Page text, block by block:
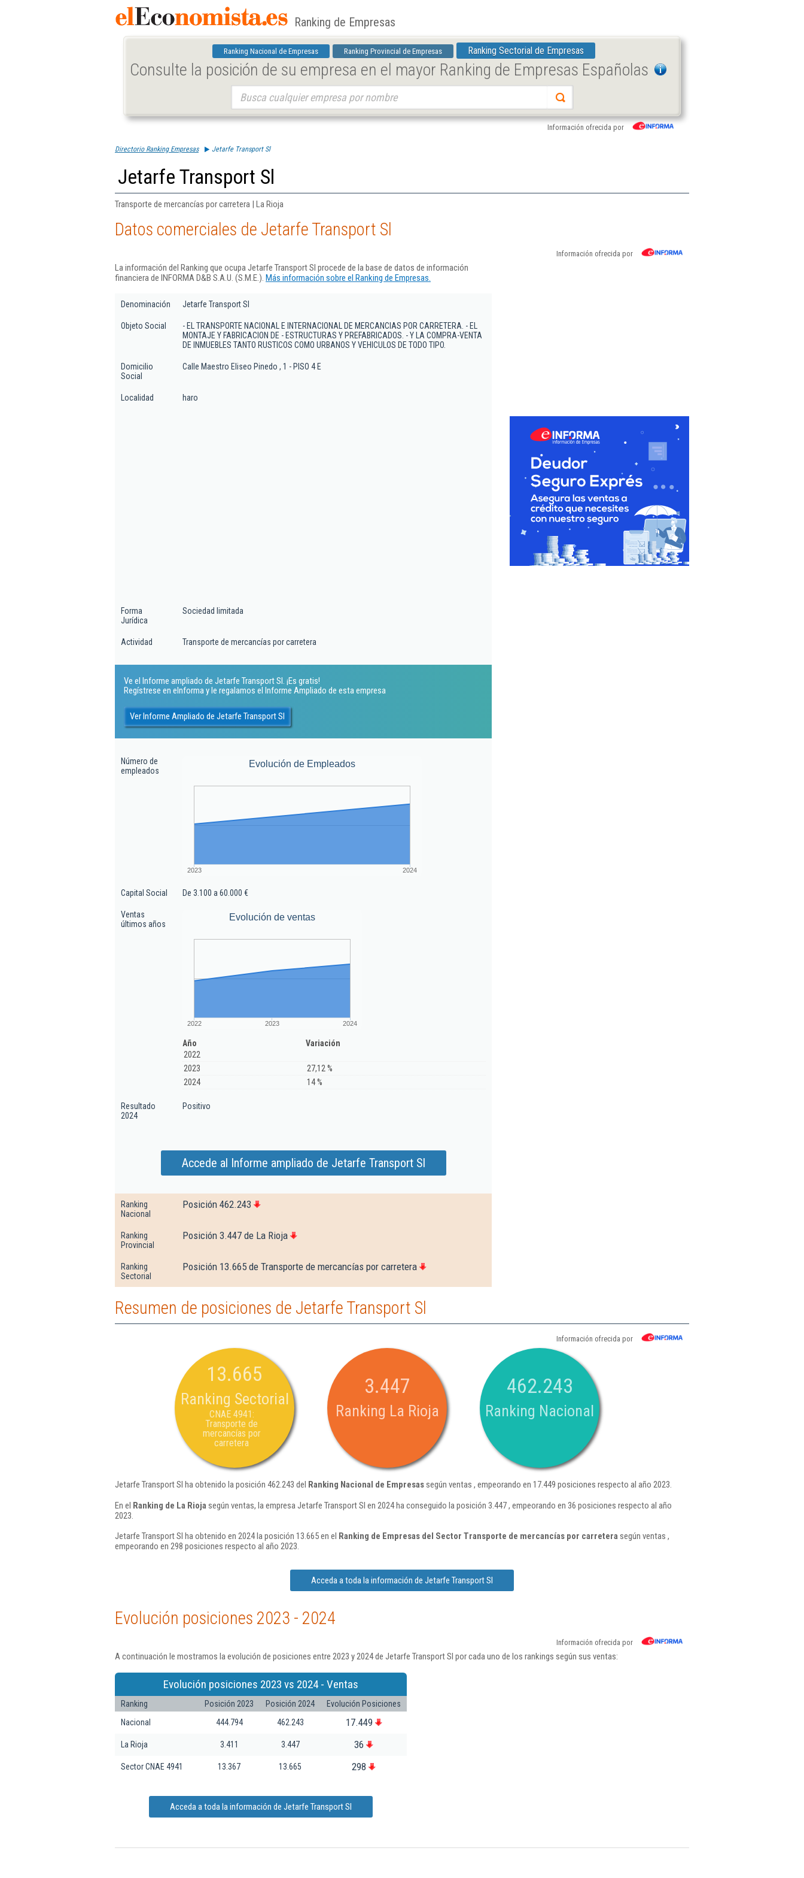
Ranking de Empresas
Ranking Nacional de Empresas Ranking Provincial de Empresas Ranking Sectorial de Empresas
Consulte la posición de su empresa en el mayor Ranking de Empresas Españolas
Información ofrecida por
Directorio Ranking Empresas Jetarfe Transport Sl
Jetarfe Transport Sl
Transporte de mercancías por carretera | La Rioja
Datos comerciales de Jetarfe Transport Sl
Información ofrecida por
La información del Ranking que ocupa Jetarfe Transport Sl procede de la base de datos de información
financiera de INFORMA D&B S.A.U. (S.M.E.). Más información sobre el Ranking de Empresas.
Denominación Jetarfe Transport Sl
Objeto Social
- EL TRANSPORTE NACIONAL E INTERNACIONAL DE MERCANCIAS POR CARRETERA. - EL
MONTAJE Y FABRICACION DE - ESTRUCTURAS Y PREFABRICADOS. - Y LA COMPRA-VENTA
DE INMUEBLES TANTO RUSTICOS COMO URBANOS Y VEHICULOS DE TODO TIPO.
Domicilio
Social
Calle Maestro Eliseo Pinedo , 1 - PISO 4 E
Localidad haro
Forma
Jurídica
Sociedad limitada
Actividad Transporte de mercancías por carretera
Ve el Informe ampliado de Jetarfe Transport Sl. ¡Es gratis!
Regístrese en eInforma y le regalamos el Informe Ampliado de esta empresa
Ver Informe Ampliado de Jetarfe Transport Sl
Número de
empleados
Evolución de Empleados
2023 2024
Capital Social De 3.100 a 60.000 €
Ventas
últimos años
Evolución de ventas
2022 2023 2024
Año
Variación
2022
2023
27,12 %
2024
14 %
Resultado
2024
Positivo
Accede al Informe ampliado de Jetarfe Transport Sl
Ranking
Nacional
Posición 462.243
Ranking
Provincial
Posición 3.447 de La Rioja
Ranking
Sectorial
Posición 13.665 de Transporte de mercancías por carretera
Resumen de posiciones de Jetarfe Transport Sl
Información ofrecida por
13.665
Ranking Sectorial
CNAE 4941:
Transporte de
mercancías por
carretera
3.447
Ranking La Rioja
462.243
Ranking Nacional
Jetarfe Transport Sl ha obtenido la posición 462.243 del Ranking Nacional de Empresassegún ventas , empeorando en 17.449 posiciones respecto al año 2023.
En el Ranking de La Rioja según ventas, la empresa Jetarfe Transport Sl en 2024 ha conseguido la posición 3.447 , empeorando en 36 posiciones respecto al año
2023.
Jetarfe Transport Sl ha obtenido en 2024 la posición 13.665 en el Ranking de Empresas del Sector Transporte de mercancías por carreterasegún ventas ,
empeorando en 298 posiciones respecto al año 2023.
Acceda a toda la información de Jetarfe Transport Sl
Evolución posiciones 2023 - 2024
Información ofrecida por
A continuación le mostramos la evolución de posiciones entre 2023 y 2024 de Jetarfe Transport Sl por cada uno de los rankings según sus ventas:
Evolución posiciones 2023 vs 2024 - Ventas
Ranking Posición 2023 Posición 2024
Evolución Posiciones
Nacional
444.794 462.243 17.449
La Rioja 3.411 3.447 36
Sector CNAE 4941 13.367 13.665 298
Acceda a toda la información de Jetarfe Transport Sl